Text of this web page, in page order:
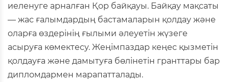
иеленуге арналған Қор байқауы. Байқау мақсаты
— жас ғалымдардың бастамаларын қолдау және
оларға өздерінің ғылыми әлеуетін жүзеге
асыруға көмектесу. Жеңімпаздар кеңес қызметін
қолдауға және дамытуға бөлінетін гранттары бар
дипломдармен марапатталады.